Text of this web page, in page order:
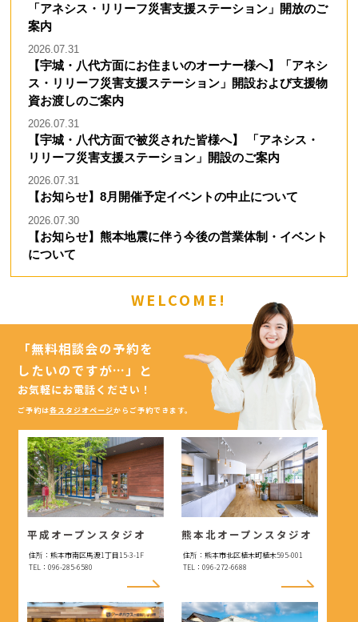
「アネシス・リリーフ災害支援ステーション」開放のご
案内
2026.07.31
【宇城・八代方面にお住まいのオーナー様へ】「アネシ
ス・リリーフ災害支援ステーション」開設および支援物
資お渡しのご案内
2026.07.31
【宇城・八代方面で被災された皆様へ】 「アネシス・
リリーフ災害支援ステーション」開設のご案内
2026.07.31
【お知らせ】8月開催予定イベントの中止について
2026.07.30
【お知らせ】熊本地震に伴う今後の営業体制・イベント
について
WELCOME!
「無料相談会の予約を
したいのですが…」
と
お気軽にお電話ください！
ご予約は各スタジオページからご予約できます。
平成オープンスタジオ
住所：熊本市南区馬渡1丁目15-3-1F
TEL：096-285-6580
熊本北オープンスタジオ
住所：熊本市北区植木町植木595-001
TEL：096-272-6688